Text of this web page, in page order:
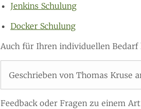
Jenkins Schulung
Docker Schulung
Auch für Ihren individuellen Bedarf
Geschrieben von Thomas Kruse
Feedback oder Fragen zu einem